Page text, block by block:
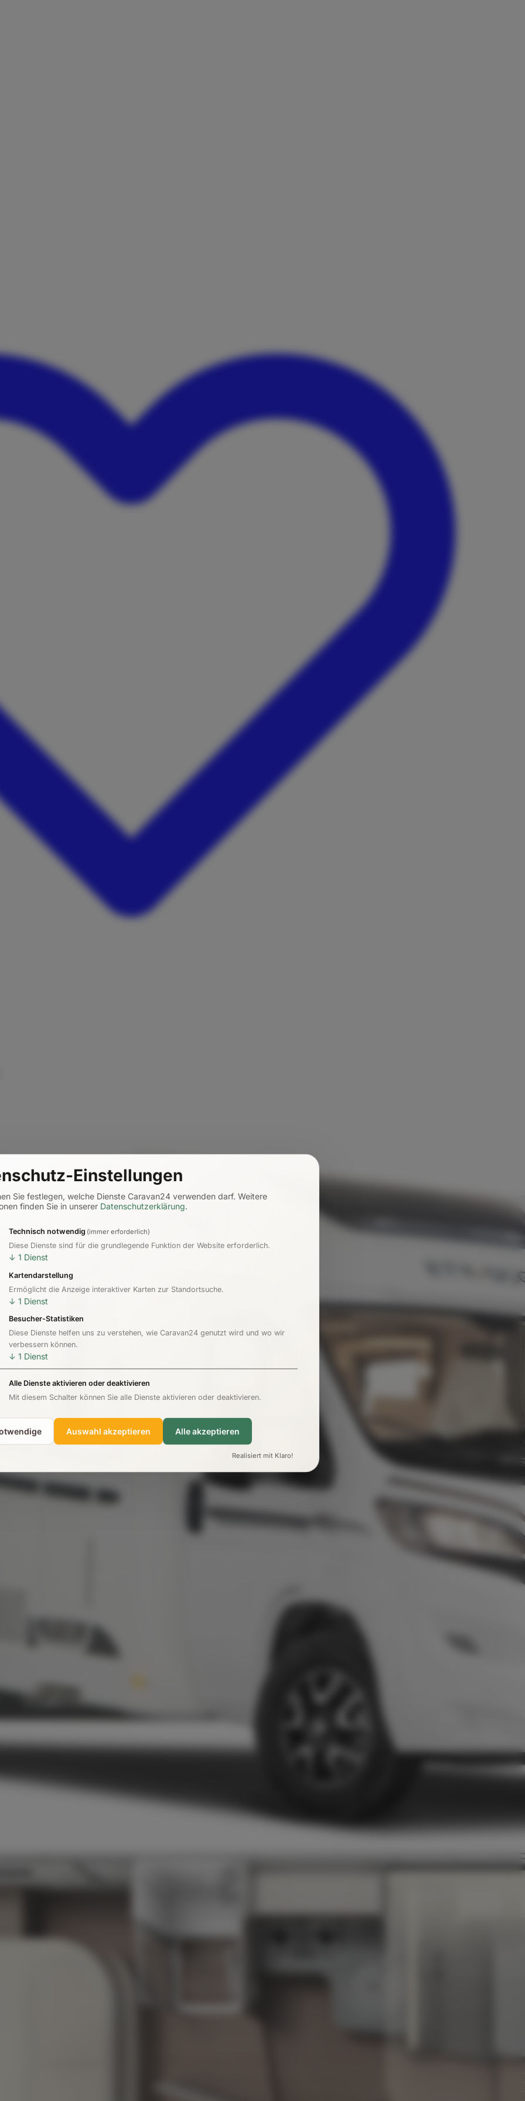
Einstellungen
Sie festlegen, welche Dienste Caravan24 verwenden darf. Weitere
finden Sie in unserer Datenschutzerklärung.
Technisch notwendig (immer erforderlich)
Diese Dienste sind für die grundlegende Funktion der Website erforderlich.
↓ 1 Dienst
Kartendarstellung
Ermöglicht die Anzeige interaktiver Karten zur Standortsuche.
↓ 1 Dienst
Besucher-Statistiken
Diese Dienste helfen uns zu verstehen, wie Caravan24 genutzt wird und wo wir
verbessern können.
↓ 1 Dienst
Alle Dienste aktivieren oder deaktivieren
Mit diesem Schalter können Sie alle Dienste aktivieren oder deaktivieren.
Auswahl akzeptieren Alle akzeptieren
Realisiert mit Klaro!